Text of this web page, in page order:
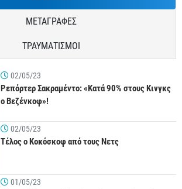
ΜΕΤΑΓΡΑΦΕΣ
ΤΡΑΥΜΑΤΙΣΜΟΙ
02/05/23
Ρεπόρτερ Σακραμέντο: «Κατά 90% στους Κινγκς
ο Βεζένκοφ»!
02/05/23
Τέλος ο Κοκόσκοφ από τους Νετς
01/05/23